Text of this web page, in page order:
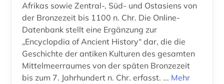
Afrikas sowie Zentral-, Süd- und Ostasiens von
der Bronzezeit bis 1100 n. Chr. Die Online-
Datenbank stellt eine Ergänzung zur
„Encyclopdia of Ancient History“ dar, die die
Geschichte der antiken Kulturen des gesamten
Mittelmeerraumes von der späten Bronzezeit
bis zum 7. Jahrhundert n. Chr. erfasst. ... Mehr